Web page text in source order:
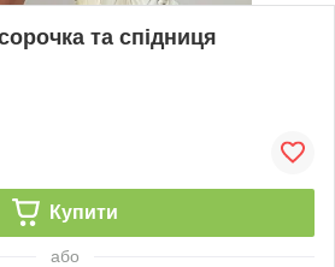
та спідниця
Купити
або